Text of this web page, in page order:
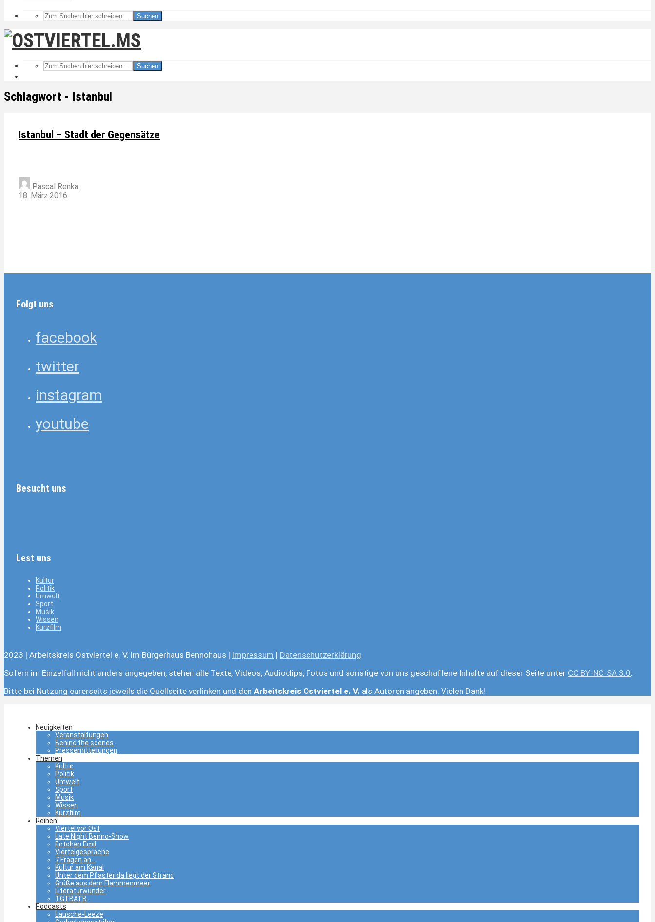
Suchen
Suchen
Schlagwort - Istanbul
Istanbul – Stadt der Gegensätze
Pascal Renka
18. März 2016
Folgt uns
facebook
twitter
instagram
youtube
Besucht uns
Lest uns
Kultur
Politik
Umwelt
Sport
Musik
Wissen
Kurzfilm
2023 | Arbeitskreis Ostviertel e. V. im Bürgerhaus Bennohaus | Impressum | Datenschutzerklärung
Sofern im Einzelfall nicht anders angegeben, stehen alle Texte, Videos, Audioclips, Fotos und sonstige von uns geschaffene Inhalte auf dieser Seite unter CC BY-NC-SA 3.0.
Bitte bei Nutzung eurerseits jeweils die Quellseite verlinken und den Arbeitskreis Ostviertel e. V. als Autoren angeben. Vielen Dank!
Neuigkeiten
Veranstaltungen
Behind the scenes
Pressemitteilungen
Themen
Kultur
Politik
Umwelt
Sport
Musik
Wissen
Kurzfilm
Reihen
Viertel vor Ost
Late Night Benno-Show
Entchen Emil
Viertelgespräche
7 Fragen an…
Kultur am Kanal
Unter dem Pflaster da liegt der Strand
Grüße aus dem Flammenmeer
Literaturwunder
TGTBATB
Podcasts
Lausche-Leeze